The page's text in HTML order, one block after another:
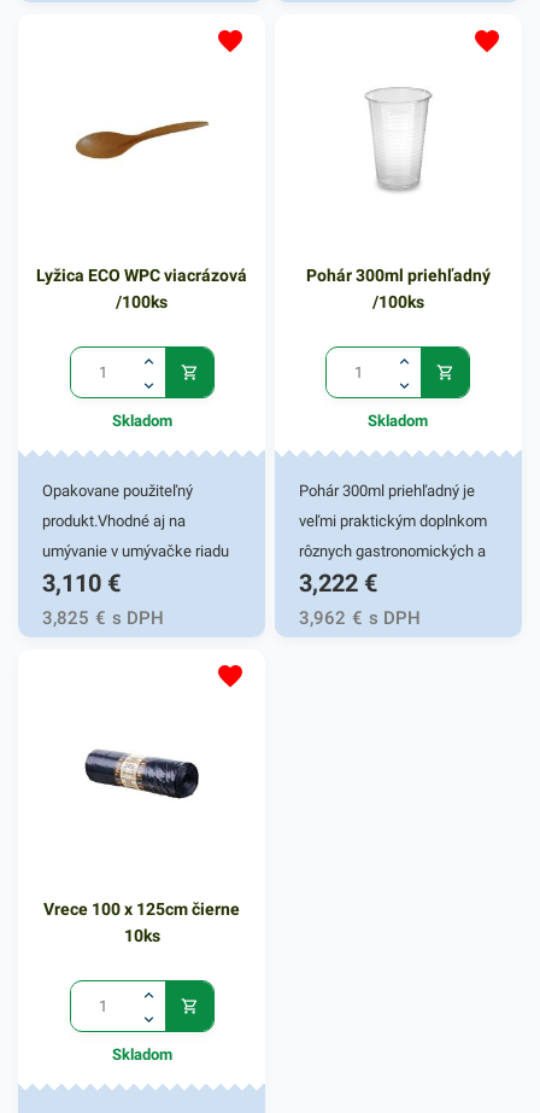
Lyžica ECO WPC viacrázová
/100ks
Skladom
Opakovane použiteľný
produkt.Vhodné aj na
umývanie v umývačke riadu
(aj viac ako 125 cyklov).
3,110 €
3,825 € s DPH
Pohár 300ml priehľadný
/100ks
Skladom
Pohár 300ml priehľadný je
veľmi praktickým doplnkom
rôznych gastronomických a
iných potravinových
prevádzok. Vhodný pre fresh
obchody či fast foody. Pohár
3,222 €
3,962 € s DPH
Vrece 100 x 125cm čierne
10ks
Skladom